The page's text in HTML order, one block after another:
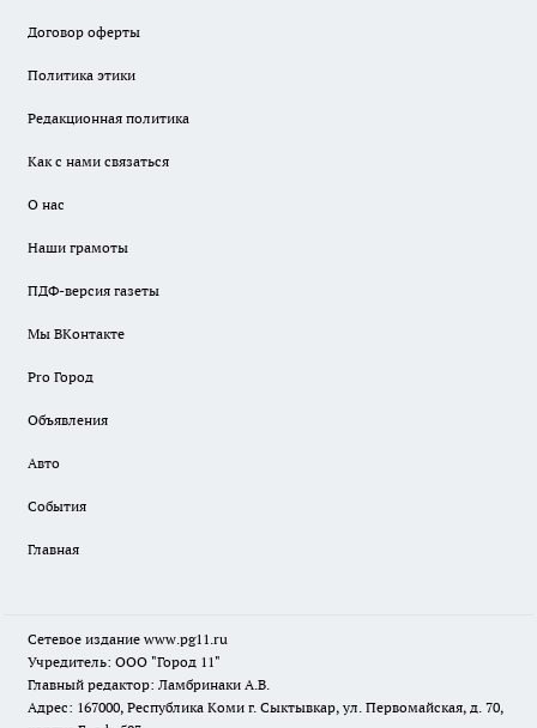
Договор оферты
Политика этики
Редакционная политика
Как с нами связаться
О нас
Наши грамоты
ПДФ-версия газеты
Мы ВКонтакте
Pro Город
Объявления
Авто
События
Главная
Сетевое издание www.pg11.ru
Учредитель: ООО "Город 11"
Главный редактор: Ламбринаки А.В.
Адрес: 167000, Республика Коми г. Сыктывкар, ул. Первомайская, д. 70,